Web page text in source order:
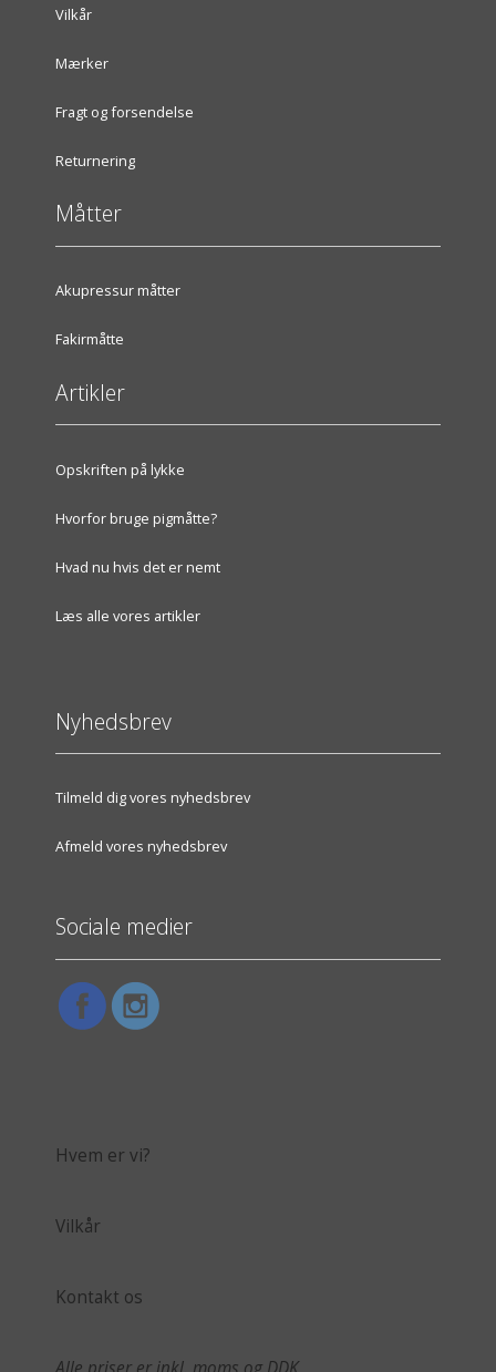
Vilkår
Mærker
Fragt og forsendelse
Returnering
Måtter
Akupressur måtter
Fakirmåtte
Artikler
Opskriften på lykke
Hvorfor bruge pigmåtte?
Hvad nu hvis det er nemt
Læs alle vores artikler
Nyhedsbrev
Tilmeld dig vores nyhedsbrev
Afmeld vores nyhedsbrev
Sociale medier
Hvem er vi?
Vilkår
Kontakt os